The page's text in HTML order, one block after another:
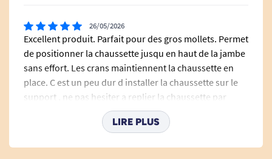
26/05/2026
Excellent produit. Parfait pour des gros mollets. Permet
de positionner la chaussette jusqu en haut de la jambe
sans effort. Les crans maintiennent la chaussette en
place. C est un peu dur d installer la chaussette sur le
support , ne pas hesiter a replier la chaussette par
dessus le support si besoin.il faut bien tirer le tissu
jusqu en haut mais une fois fait, la chaussette s enfile
LIRE PLUS